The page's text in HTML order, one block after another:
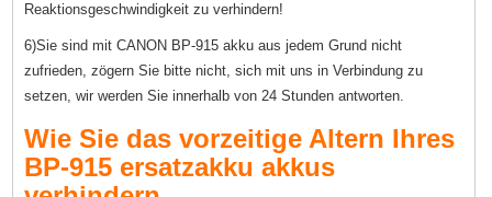
Reaktionsgeschwindigkeit zu verhindern!
6)Sie sind mit CANON BP-915 akku aus jedem Grund nicht
zufrieden, zögern Sie bitte nicht, sich mit uns in Verbindung zu
setzen, wir werden Sie innerhalb von 24 Stunden antworten.
Wie Sie das vorzeitige Altern Ihres
BP-915 ersatzakku akkus